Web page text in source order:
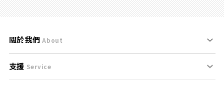
關於我們 About
刊登規範
支援 Service